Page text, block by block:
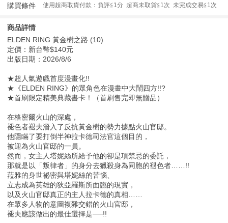
購買條件 使用超商取貨付款：負評≦1分 超商未取貨≦1次 未完成交易≦1次
商品詳情
ELDEN RING 黃金樹之路 (10)
定價：新台幣$140元
出版日期：2026/8/6
★超人氣遊戲首度漫畫化!!
★《ELDEN RING》的眾角色在漫畫中大鬧四方!!?
★首刷限定精美典藏書卡！（首刷售完即無贈品）
在格密爾火山的深處，
褪色者褪夫潛入了反抗黃金樹的勢力據點火山官邸。
他隱瞞了要打倒半神拉卡德司法官這個目的，
被迎為火山官邸的一員。
然而，女主人塔妮絲所給予他的卻是項禁忌的委託，
那就是以「叛律者」的身分去獵殺身為同胞的褪色者……!!
菈雅的身世祕密與塔妮絲的苦惱、
立志成為英雄的狄亞羅斯所面臨的現實，
以及火山官邸真正的主人拉卡德的真相……
在眾多人物的意圖複雜交錯的火山官邸，
褪夫應該做出的最佳選擇是──!!